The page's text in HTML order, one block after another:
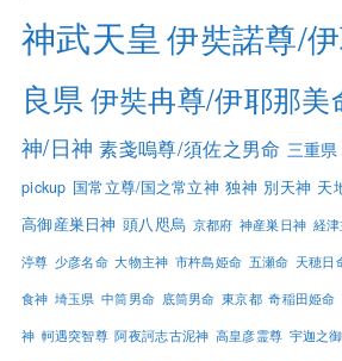
神武天皇 伊奘諾尊/
良県 伊奘冉尊/伊耶那美
神/日神 素戔嗚尊/須佐之男命 三重県
pickup 国常立尊/国之常立神 独神 別天神 天
高御産巣日神 頭八咫烏 京都府 神産巣日神 経
渟尊 少彦名命 大物主神 市杵島姫命 五瀬命 天穂日
食神 埼玉県 中筒男命 底筒男命 東京都 奇稲田姫命
神 軻遇突智尊 阿夜訶志古泥神 高皇彦霊尊 宇迦之